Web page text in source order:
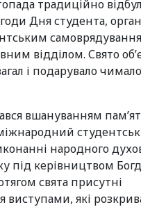
традиційно
Дня студента,
відділом. Свято
і подарувало
вшануванням
народного
під керівництвом
свята присутні
виступами, які